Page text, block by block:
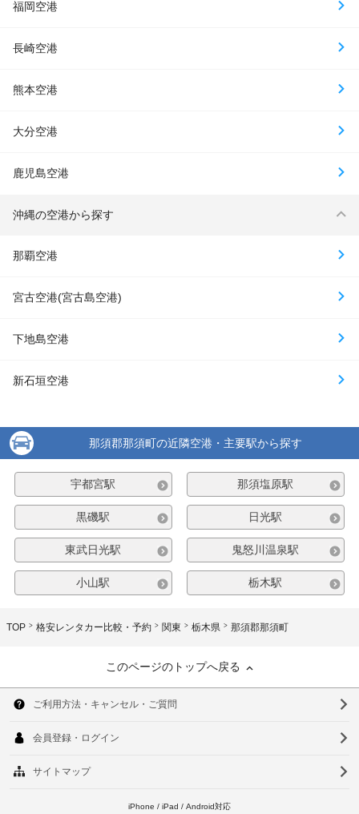
福岡空港
長崎空港
熊本空港
大分空港
鹿児島空港
沖縄の空港から探す
那覇空港
宮古空港(宮古島空港)
下地島空港
新石垣空港
那須郡那須町の近隣空港・主要駅から探す
宇都宮駅 那須塩原駅
黒磯駅 日光駅
東武日光駅 鬼怒川温泉駅
小山駅 栃木駅
TOP 格安レンタカー比較・予約 関東 栃木県 那須郡那須町
このページのトップへ戻る